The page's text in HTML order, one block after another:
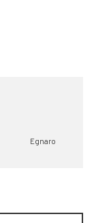
Egnaro